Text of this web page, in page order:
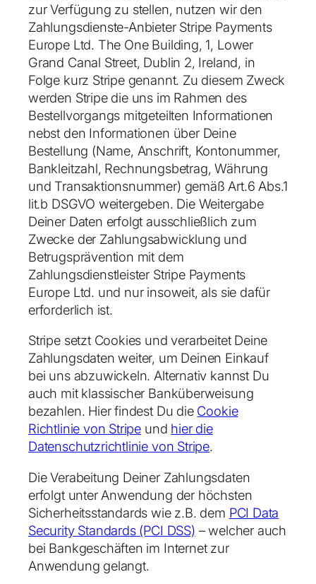
zur Verfügung zu stellen, nutzen wir den
Zahlungsdienste-Anbieter Stripe Payments
Europe Ltd. The One Building, 1, Lower
Grand Canal Street, Dublin 2, Ireland, in
Folge kurz Stripe genannt. Zu diesem Zweck
werden Stripe die uns im Rahmen des
Bestellvorgangs mitgeteilten Informationen
nebst den Informationen über Deine
Bestellung (Name, Anschrift, Kontonummer,
Bankleitzahl, Rechnungsbetrag, Währung
und Transaktionsnummer) gemäß Art.6 Abs.1
lit.b DSGVO weitergeben. Die Weitergabe
Deiner Daten erfolgt ausschließlich zum
Zwecke der Zahlungsabwicklung und
Betrugsprävention mit dem
Zahlungsdienstleister Stripe Payments
Europe Ltd. und nur insoweit, als sie dafür
erforderlich ist.
Stripe setzt Cookies und verarbeitet Deine
Zahlungsdaten weiter, um Deinen Einkauf
bei uns abzuwickeln. Alternativ kannst Du
auch mit klassischer Banküberweisung
bezahlen. Hier findest Du die Cookie
Richtlinie von Stripe und hier die
Datenschutzrichtlinie von Stripe.
Die Verabeitung Deiner Zahlungsdaten
erfolgt unter Anwendung der höchsten
Sicherheitsstandards wie z.B. dem PCI Data
Security Standards (PCI DSS) – welcher auch
bei Bankgeschäften im Internet zur
Anwendung gelangt.